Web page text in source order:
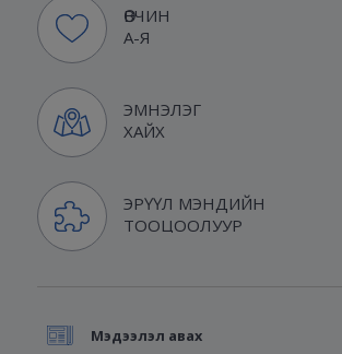
ӨВЧИН
А-Я
ЭМНЭЛЭГ
ХАЙХ
ЭРҮҮЛ МЭНДИЙН
ТООЦООЛУУР
Мэдээлэл авах